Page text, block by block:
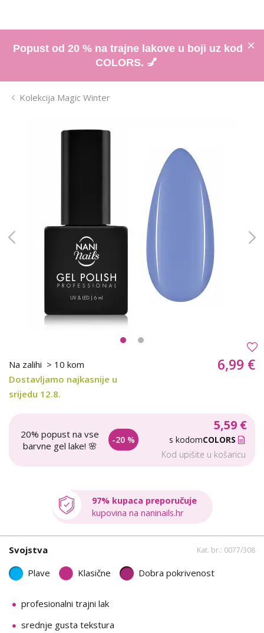
Popust od 20 % na trajne lakove u boji uz kod
COLORS. 💅
Kolekcija Magic Winter
Na zalihi > 10 kom
Dostavljamo najkasnije u
srijedu 12.8.
6,99 €
20% popust na vse
barvne gel lake! 🌸
-20 %
5,59 €
s kodomCOLORS
Kod upišite u košaricu
97% kupaca preporučuje
kupovina na naninails.hr
Svojstva Kat. br.: 0077/308
Plave Klasične Dobra pokrivenost
profesionalni trajni lak
srednje gusta tekstura